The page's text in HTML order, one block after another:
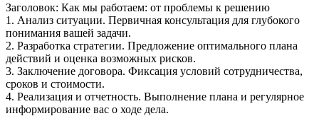
Заголовок: Как мы работаем: от проблемы к решению
1. Анализ ситуации. Первичная консультация для глубокого
понимания вашей задачи.
2. Разработка стратегии. Предложение оптимального плана
действий и оценка возможных рисков.
3. Заключение договора. Фиксация условий сотрудничества,
сроков и стоимости.
4. Реализация и отчетность. Выполнение плана и регулярное
информирование вас о ходе дела.